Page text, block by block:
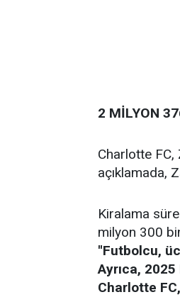
2 MİLYON
Charlotte
açıklamada,
Kiralama
milyon 300
''Futbolcu,
Ayrıca,
Charlotte